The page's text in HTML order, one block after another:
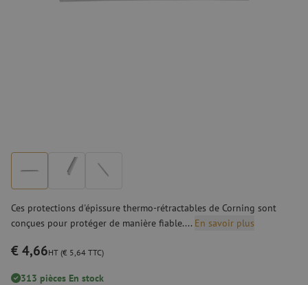
Ces protections d'épissure thermo-rétractables de Corning sont
conçues pour protéger de manière fiable.... En savoir plus
€ 4,66HT (€ 5,64 TTC)
313 pièces En stock